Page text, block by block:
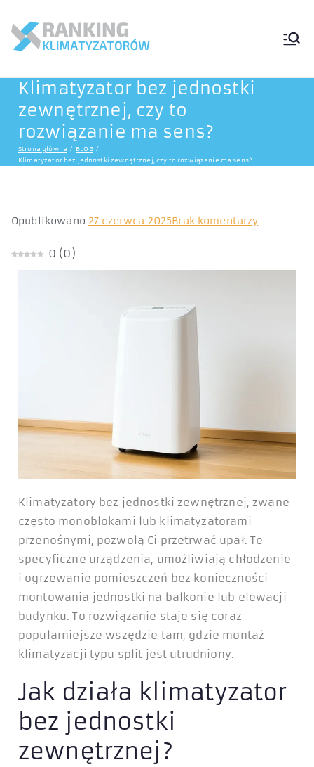
Przenośnych
Klimatyzator bez jednostki
zewnętrznej, czy to
rozwiązanie ma sens?
Strona główna
BLOG
Klimatyzator bez jednostki zewnętrznej, czy to rozwiązanie ma sens?
Opublikowano 27 czerwca 2025Brak komentarzy
0 (0 )
Klimatyzatory bez jednostki zewnętrznej, zwane
często monoblokami lub klimatyzatorami
przenośnymi, pozwolą Ci przetrwać upał. Te
specyficzne urządzenia, umożliwiają chłodzenie
i ogrzewanie pomieszczeń bez konieczności
montowania jednostki na balkonie lub elewacji
budynku. To rozwiązanie staje się coraz
popularniejsze wszędzie tam, gdzie montaż
klimatyzacji typu split jest utrudniony.
Jak działa klimatyzator
bez jednostki
zewnętrznej?